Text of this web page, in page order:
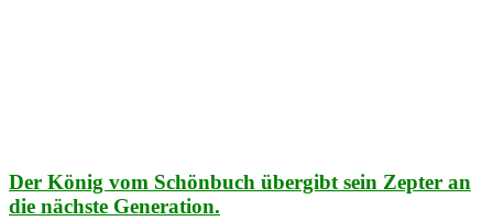
Der König vom Schönbuch übergibt sein Zepter an
die nächste Generation.